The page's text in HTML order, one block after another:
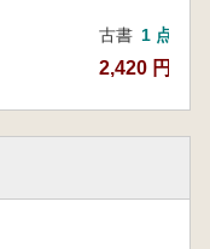
古書 1 点
2,420 円